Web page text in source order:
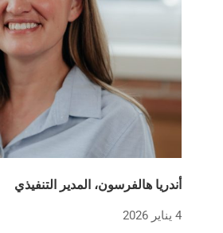
أندريا هالفرسون، المدير التنفيذي
4 يناير 2026